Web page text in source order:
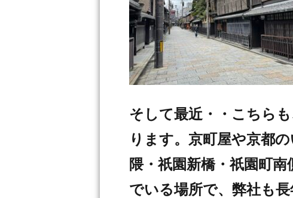
そして最近・・こちら
ります。京町屋や京都
隈・祇園新橋・祇園町
でいる場所で、弊社も